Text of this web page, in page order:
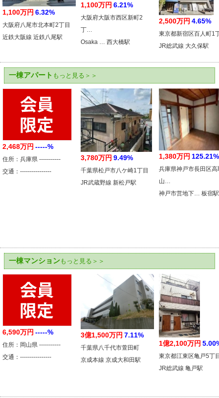
1,100万円 6.32%
大阪府八尾市北本町2丁目
近鉄大阪線 近鉄八尾駅
1,100万円 6.21%
大阪府大阪市西区新町2
丁…
Osaka … 西大橋駅
2,500万円 4.65%
東京都新宿区百人町1
JR総武線 大久保駅
一棟アパート もっと見る＞＞
2,468万円 -----%
住所：兵庫県 -----------
交通：----------------
3,780万円 9.49%
千葉県松戸市八ケ崎1丁目
JR武蔵野線 新松戸駅
1,380万円 125.21%
兵庫県神戸市長田区高
山…
神戸市営地下… 板宿駅
一棟マンションもっと見る＞＞
6,590万円 -----%
住所：岡山県 -----------
交通：----------------
3億1,500万円 7.11%
千葉県八千代市萱田町
京成本線 京成大和田駅
1億2,100万円
東京都江東区亀戸5丁
JR総武線 亀戸駅